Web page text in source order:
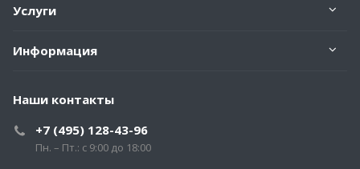
Услуги
Информация
Наши контакты
+7 (495) 128-43-96
Пн. – Пт.: с 9:00 до 18:00